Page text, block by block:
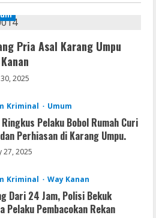
vs. Acme 2026 Pre-DVDRip
AVC
R2024b Crack exe [Full] x64
Pria Asal Karang Umpu
2025
Kriminal Umum
Pelaku Bobol Rumah Curi
Perhiasan di Karang Umpu.
27, 2025
Kriminal Way Kanan
Dari 24 Jam, Polisi Bekuk
Pelaku Pembacokan Rekan